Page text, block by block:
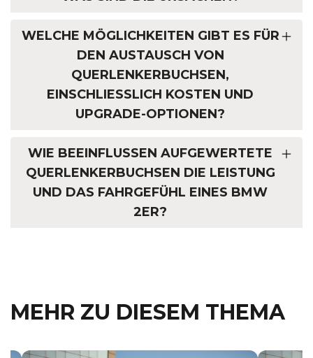
WELCHE MÖGLICHKEITEN GIBT ES FÜR
DEN AUSTAUSCH VON
QUERLENKERBUCHSEN,
EINSCHLIESSLICH KOSTEN UND U
PGRADE-OPTIONEN?
WIE BEEINFLUSSEN AUFGEWERTETE
QUERLENKERBUCHSEN DIE LEISTUNG
UND DAS FAHRGEFÜHL EINES BMW
2ER?
MEHR ZU DIESEM THEMA